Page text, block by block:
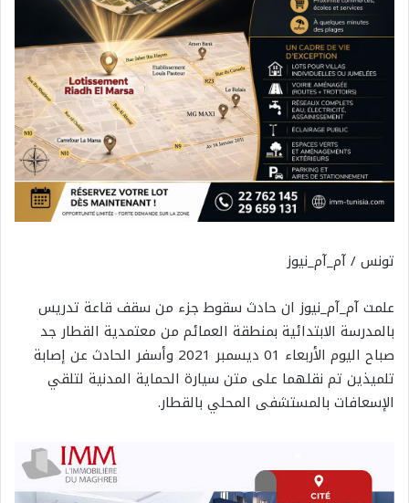
تونس / آم_آم_نيوز
علمت آم_آم_نيوز ان حادث سقوط جزء من سقف قاعة تدريس
بالمدرسة الابتدائية بمنطقة العمائم من معتمدية القطار جد
صباح اليوم الأربعاء 01 ديسمبر 2021 وأسفر الحادث عن إصابة
تلميذين تم نقلهما على متن سيارة الحماية المدنية لتلقي
الإسعافات بالمستشفى المحلي بالقطار.